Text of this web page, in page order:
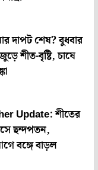
দাপট শেষ? বুধবার
শীত-বৃষ্টি, চাষে
Update: শীতের
ছন্দপতন,
বঙ্গে বাড়ল